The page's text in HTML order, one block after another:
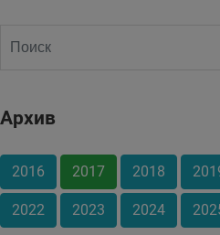
Архив
2016 2017 2018
2022 2023 2024